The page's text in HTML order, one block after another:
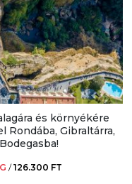
és környékére
Rondába, Gibraltárra,
/126.300 FT